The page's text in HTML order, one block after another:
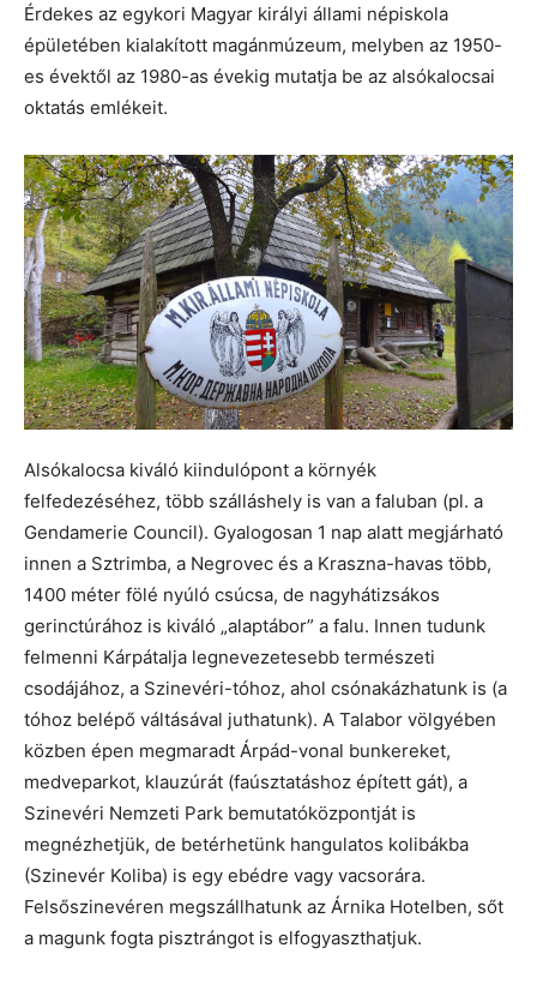
Érdekes az egykori Magyar királyi állami népiskola
épületében kialakított magánmúzeum, melyben az 1950-
es évektől az 1980-as évekig mutatja be az alsókalocsai
oktatás emlékeit.
Alsókalocsa kiváló kiindulópont a környék
felfedezéséhez, több szálláshely is van a faluban (pl. a
Gendamerie Council). Gyalogosan 1 nap alatt megjárható
innen a Sztrimba, a Negrovec és a Kraszna-havas több,
1400 méter fölé nyúló csúcsa, de nagyhátizsákos
gerinctúrához is kiváló „alaptábor” a falu. Innen tudunk
felmenni Kárpátalja legnevezetesebb természeti
csodájához, a Szinevéri-tóhoz, ahol csónakázhatunk is (a
tóhoz belépő váltásával juthatunk). A Talabor völgyében
közben épen megmaradt Árpád-vonal bunkereket,
medveparkot, klauzúrát (faúsztatáshoz épített gát), a
Szinevéri Nemzeti Park bemutatóközpontját is
megnézhetjük, de betérhetünk hangulatos kolibákba
(Szinevér Koliba) is egy ebédre vagy vacsorára.
Felsőszinevéren megszállhatunk az Árnika Hotelben, sőt
a magunk fogta pisztrángot is elfogyaszthatjuk.